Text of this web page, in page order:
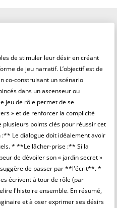
de stimuler leur désir en créant
de jeu narratif. L’objectif est de
co-construisant un scénario
dans un ascenseur ou
jeu de rôle permet de se
» et de renforcer la complicité
points clés pour réussir cet
Le dialogue doit idéalement avoir
* **Le lâcher-prise :** Si la
de dévoiler son « jardin secret »
de passer par **l'écrit**. *
écrivent à tour de rôle (par
l'histoire ensemble. En résumé,
et à oser exprimer ses désirs